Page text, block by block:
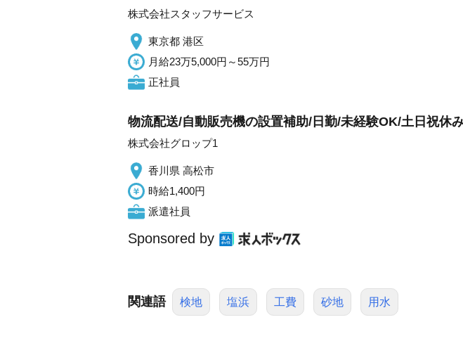
株式会社スタッフサービス
東京都 港区
月給23万5,000円～55万円
正社員
物流配送/自動販売機の設置補助/日勤/未経験OK/土日祝休
株式会社グロップ1
香川県 高松市
時給1,400円
派遣社員
Sponsored by
関連語 検地 塩浜 工費 砂地 用水